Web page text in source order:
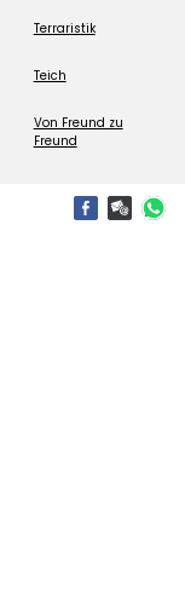
Terraristik
Teich
Von Freund zu
Freund